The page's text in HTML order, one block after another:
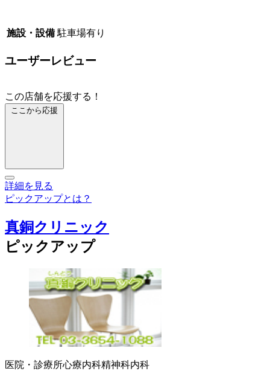
施設・設備 駐車場有り
ユーザーレビュー
この店舗を応援する！
ここから応援
詳細を見る
ピックアップとは？
真銅クリニック
ピックアップ
医院・診療所心療内科精神科内科